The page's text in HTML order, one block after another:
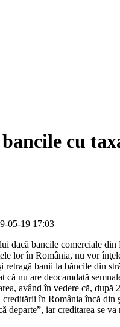
cu
05-19 17:03
dacă bancile comerciale
lor în România, nu vor
banii la băncile din
nu are deocamdată
având în vedere că,
în România încă
departe”, iar creditarea